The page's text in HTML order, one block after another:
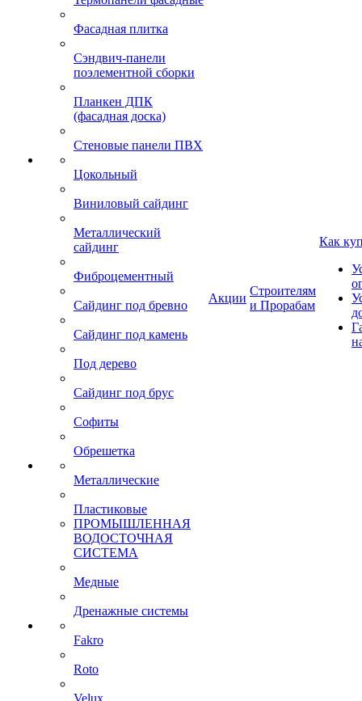
Фасадная плитка
Сэндвич-панели
поэлементной сборки
Планкен ДПК
(фасадная доска)
Стеновые панели ПВХ
Цокольный
Виниловый сайдинг
Металлический
сайдинг
Фиброцементный
Сайдинг под бревно
Сайдинг под камень
Под дерево
Сайдинг под брус
Софиты
Обрешетка
Металлические
Пластиковые
ПРОМЫШЛЕННАЯ
ВОДОСТОЧНАЯ
СИСТЕМА
Медные
Дренажные системы
Fakro
Roto
Velux
Акции
Строителям
и Прорабам
Как